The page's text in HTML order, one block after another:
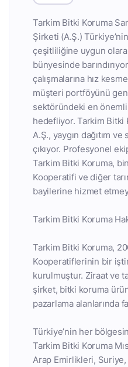
Tarkim Bitki Koruma
Şirketi (A.Ş.)
çeşitliliğine uygun
bünyesinde
çalışmalarına hız
müşteri portföyünü
sektöründeki en
hedefliyor. Tarkim Bitki
A.Ş., yaygın dağıtım
çıkıyor. Profesyonel
Tarkim Bitki Koruma,
Kooperatifi ve diğer
bayilerine hizmet
Tarkim Bitki Koruma
Tarkim Bitki Koruma,
Kooperatiflerinin bir
kurulmuştur. Ziraat ve
şirket, bitki koruma
pazarlama alanlarında
Türkiye’nin her
Tarkim Bitki Koruma
Arap Emirlikleri,